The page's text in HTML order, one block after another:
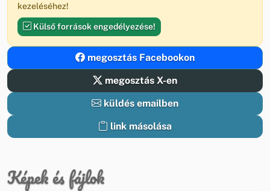
kezeléséhez!
Külső források engedélyezése!
megosztás Facebookon
megosztás X-en
küldés emailben
link másolása
Képek és fájlok